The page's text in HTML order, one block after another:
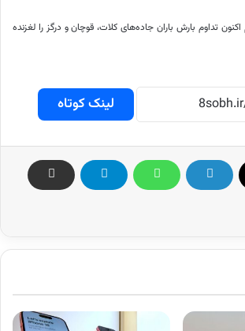
تداوم بارش باران جاده‌های کلات، قوچان و درگز را لغزنده
لینک کوتاه